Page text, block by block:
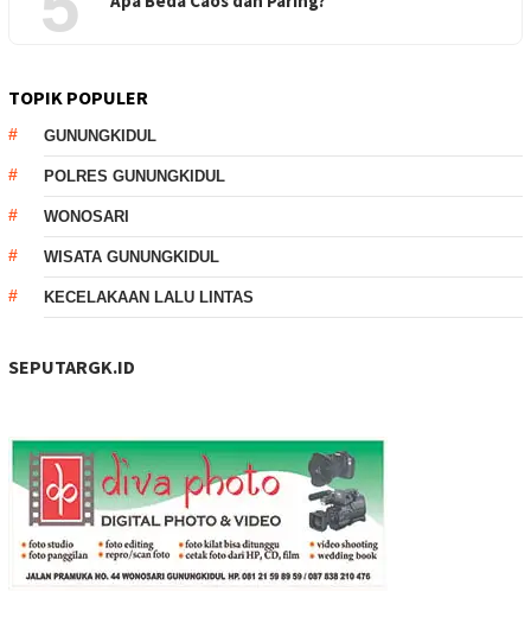
TOPIK POPULER
GUNUNGKIDUL
POLRES GUNUNGKIDUL
WONOSARI
WISATA GUNUNGKIDUL
KECELAKAAN LALU LINTAS
SEPUTARGK.ID